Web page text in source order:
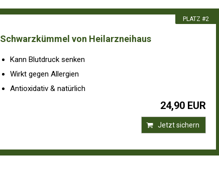
PLATZ #2
Schwarzkümmel von Heilarzneihaus
Kann Blutdruck senken
Wirkt gegen Allergien
Antioxidativ & natürlich
24,90 EUR
Jetzt sichern